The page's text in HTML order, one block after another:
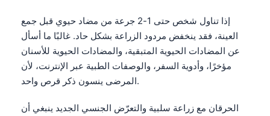
إذا تناول شخص حتى 1-2 جرعة من مضاد حيوي قبل جمع
العينة، فقد ينخفض مردود الزراعة بشكل حاد. غالبًا ما أسأل
عن المضادات الحيوية المتبقية، والمضادات الحيوية للأسنان
مؤخرًا، وأدوية السفر، والوصفات الطبية عبر الإنترنت، لأن
المرضى ينسون ذكر قرص واحد.
الحرقان مع زراعة سلبية والتعرّض الجنسي الجديد ينبغي أن
Русский
Lietuvių kalba
Polski
한국어
Slovenščina